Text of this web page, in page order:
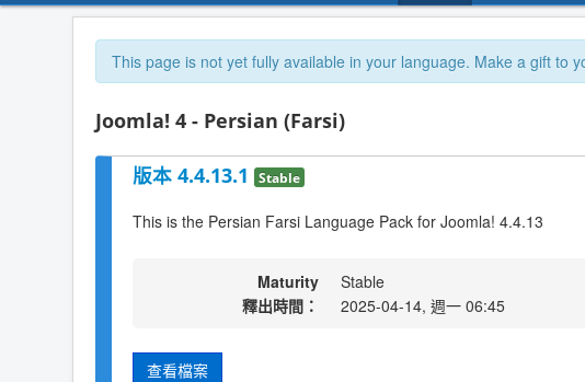
This page is not yet fully available in your language. Make a gift to
Joomla! 4 - Persian (Farsi)
版本 4.4.13.1 Stable
This is the Persian Farsi Language Pack for Joomla! 4.4.13
Maturity
Stable
釋出時間：
2025-04-14, 週一 06:45
查看檔案